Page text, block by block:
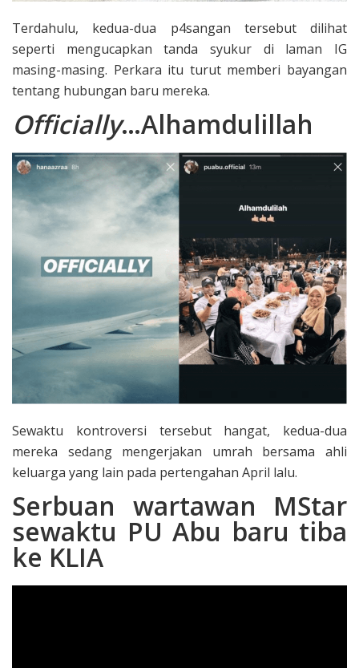
Terdahulu, kedua-dua p4sangan tersebut dilihat
seperti mengucapkan tanda syukur di laman IG
masing-masing. Perkara itu turut memberi bayangan
tentang hubungan baru mereka.
Officially…Alhamdulillah
Sewaktu kontroversi tersebut hangat, kedua-dua
mereka sedang mengerjakan umrah bersama ahli
keluarga yang lain pada pertengahan April lalu.
Serbuan wartawan MStar
sewaktu PU Abu baru tiba
ke KLIA